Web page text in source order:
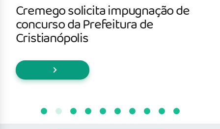
Cremego solicita impugnação de
concurso da Prefeitura de
Cristianópolis